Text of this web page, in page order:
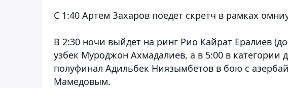
С 1:40 Артем Захаров поедет скретч в рамках
В 2:30 ночи выйдет на ринг Рио Кайрат Ералиев
узбек Муроджон Ахмадалиев, а в 5:00 в категории
полуфинал Адильбек Ниязымбетов в бою с
Мамедовым.